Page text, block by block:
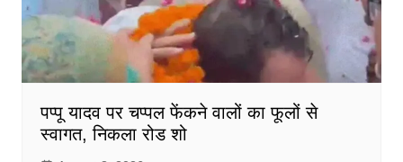
पप्पू यादव पर चप्पल फेंकने वालों का फूलों से
स्वागत, निकला रोड शो